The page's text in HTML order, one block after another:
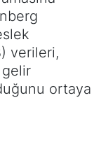
verileri,
ortaya